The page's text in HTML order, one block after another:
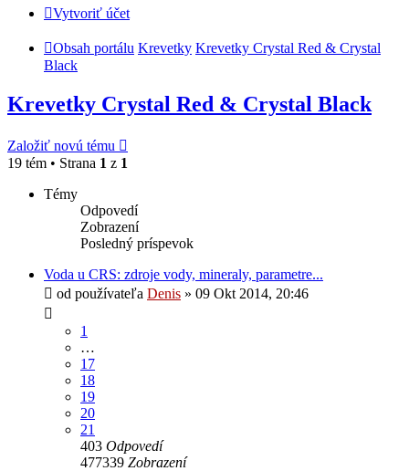
Vytvoriť účet
Obsah portálu Krevetky Krevetky Crystal Red & Crystal
Black
Krevetky Crystal Red & Crystal Black
Založiť novú tému
19 tém • Strana 1 z 1
Témy
Odpovedí
Zobrazení
Posledný príspevok
Voda u CRS: zdroje vody, mineraly, parametre...
od používateľa Denis » 09 Okt 2014, 20:46
1
…
17
18
19
20
21
403 Odpovedí
477339 Zobrazení